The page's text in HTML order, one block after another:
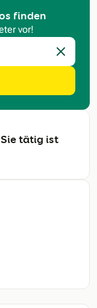
finden
vor!
Eingabe
Sie tätig ist